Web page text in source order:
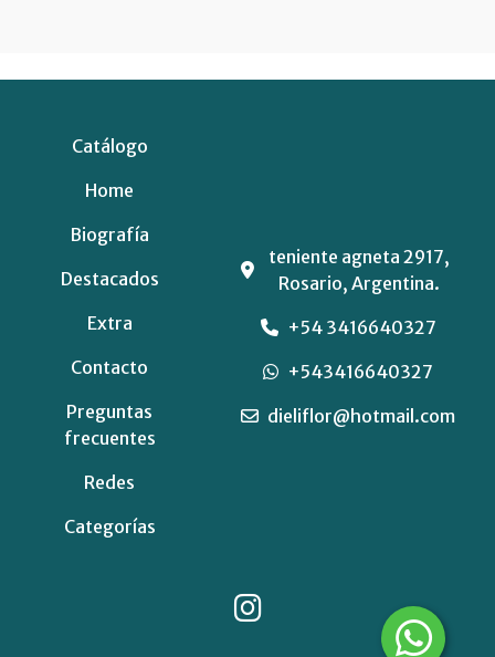
Catálogo
Home
Biografía
Destacados
Extra
Contacto
Preguntas
frecuentes
Redes
Categorías
teniente agneta 2917,
Rosario, Argentina.
+54 3416640327
+543416640327
dieliflor@hotmail.com